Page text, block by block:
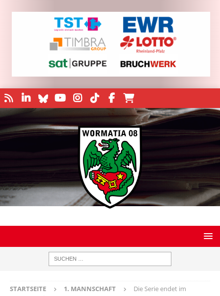
STARTSEITE 1. MANNSCHAFT
Die Serie endet im